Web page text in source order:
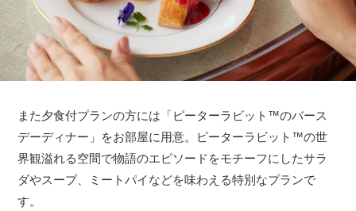
また夕食付プランの方には「ピーターラビット™のバース
デーディナー」をお部屋に用意。ピーターラビット™の世
界観溢れる空間で物語のエピソードをモチーフにしたサラ
ダやスープ、ミートパイなどを味わえる特別なプランで
す。